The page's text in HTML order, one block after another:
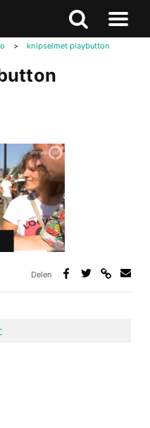
Zoeken
Naar
> knipselmet playbutton
Delen
Zoeken
naar